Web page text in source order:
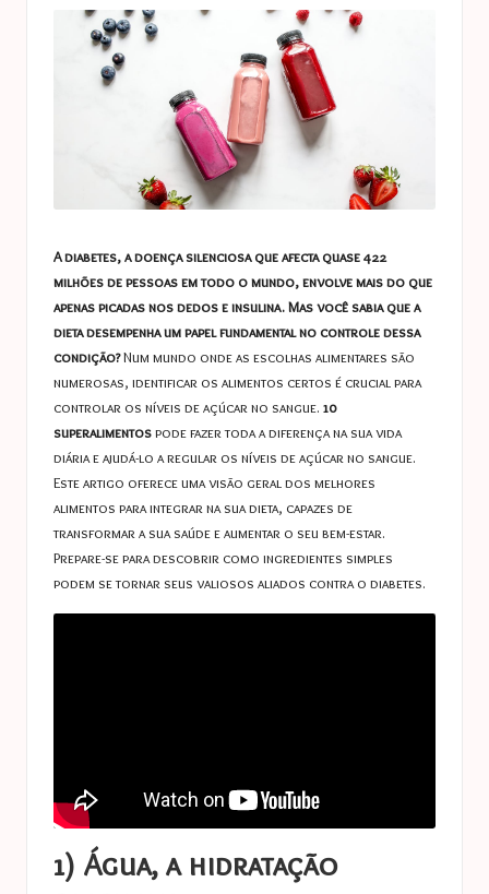
A diabetes, a doença silenciosa que afecta quase 422
milhões de pessoas em todo o mundo, envolve mais do que
apenas picadas nos dedos e insulina. Mas você sabia que a
dieta desempenha um papel fundamental no controle dessa
condição?Num mundo onde as escolhas alimentares são
numerosas, identificar os alimentos certos é crucial para
controlar os níveis de açúcar no sangue. 10
superalimentospode fazer toda a diferença na sua vida
diária e ajudá-lo a regular os níveis de açúcar no sangue.
Este artigo oferece uma visão geral dos melhores
alimentos para integrar na sua dieta, capazes de
transformar a sua saúde e aumentar o seu bem-estar.
Prepare-se para descobrir como ingredientes simples
podem se tornar seus valiosos aliados contra o diabetes.
1) Água, a hidratação